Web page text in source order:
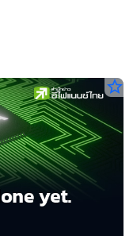
star_border